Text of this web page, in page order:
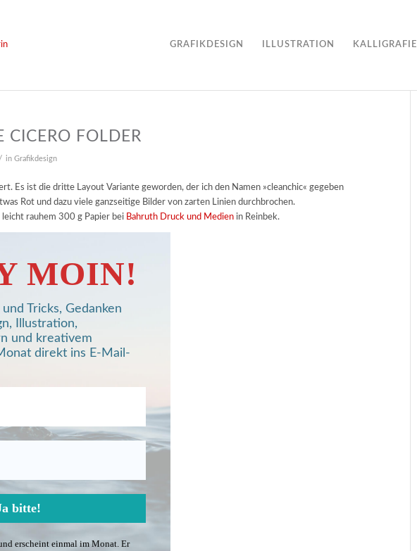
GRAFIKDESIGN ILLUSTRATION KALLIGRAFIE
CICERO FOLDER
/ in Grafikdesign
Es ist die dritte Layout Variante geworden, der ich den Namen »cleanchic« gegeben
Rot und dazu viele ganzseitige Bilder von zarten Linien durchbrochen.
rauhem 300 g Papier bei Bahruth Druck und Medien in Reinbek.
MOIN!
Tricks, Gedanken
Illustration,
und kreativem
direkt ins E-Mail-
erscheint einmal im Monat. Er